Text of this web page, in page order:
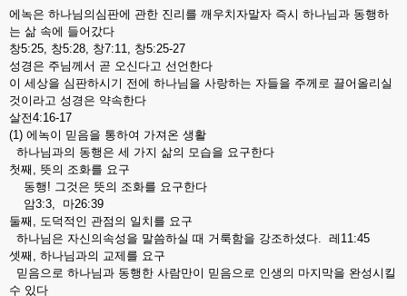
에녹은 하나님의심판에 관한 진리를 깨우치자말자 즉시 하나님과 동행하
는 삶 속에 들어갔다
창5:25, 창5:28, 창7:11, 창5:25-27
성경은 주님께서 곧 오신다고 선언한다
이 세상을 심판하시기 전에 하나님을 사랑하는 자들을 주께로 끌어올리실
것이라고 성경은 약속한다
살전4:16-17
(1) 에녹이 믿음을 통하여 가져온 생활
하나님과의 동행은 세 가지 삶의 모습을 요구한다
첫째, 뜻의 조화를 요구
동행! 그것은 뜻의 조화를 요구한다
암3:3, 마26:39
둘째, 도덕적인 관점의 일치를 요구
하나님은 자신의속성을 말씀하실 때 거룩함을 강조하셨다. 레11:45
셋째, 하나님과의 교제를 요구
믿음으로 하나님과 동행한 사람만이 믿음으로 인생의 마지막을 완성시킬
수 있다